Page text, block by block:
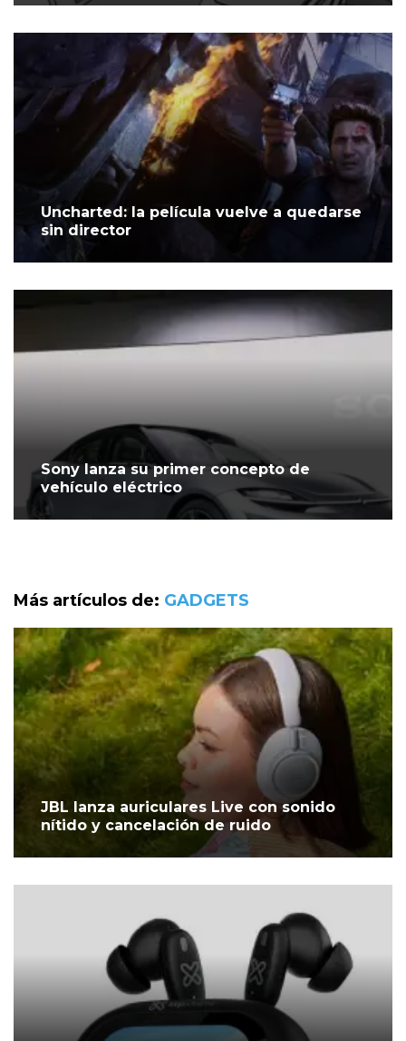
Uncharted: la película vuelve a quedarse
sin director
Sony lanza su primer concepto de
vehículo eléctrico
Más artículos de: GADGETS
JBL lanza auriculares Live con sonido
nítido y cancelación de ruido